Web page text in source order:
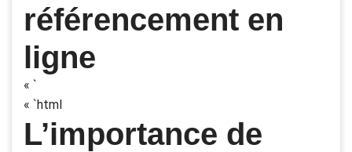
référencement en
ligne
« `
« `html
L’importance de